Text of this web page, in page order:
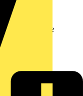
stets aktuelle